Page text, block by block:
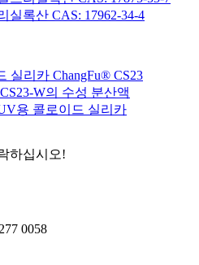
실록산 CAS: 17962-34-4
실리카 ChangFu® CS23
W의 수성 분산액
용 콜로이드 실리카
하십시오!
0058